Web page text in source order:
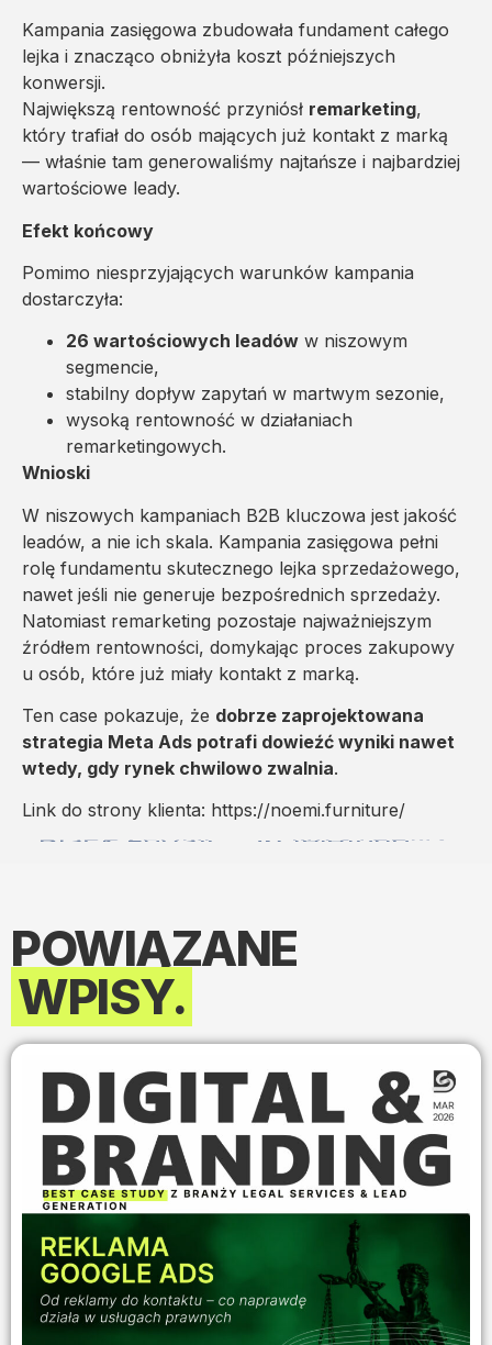
Kampania zasięgowa zbudowała fundament całego
lejka i znacząco obniżyła koszt późniejszych
konwersji.
Największą rentowność przyniósł remarketing,
który trafiał do osób mających już kontakt z marką
— właśnie tam generowaliśmy najtańsze i najbardziej
wartościowe leady.
Efekt końcowy
Pomimo niesprzyjających warunków kampania
dostarczyła:
26 wartościowych leadów w niszowym
segmencie,
stabilny dopływ zapytań w martwym sezonie,
wysoką rentowność w działaniach
remarketingowych.
Wnioski
W niszowych kampaniach B2B kluczowa jest jakość
leadów, a nie ich skala. Kampania zasięgowa pełni
rolę fundamentu skutecznego lejka sprzedażowego,
nawet jeśli nie generuje bezpośrednich sprzedaży.
Natomiast remarketing pozostaje najważniejszym
źródłem rentowności, domykając proces zakupowy
u osób, które już miały kontakt z marką.
Ten case pokazuje, że dobrze zaprojektowana
strategia Meta Ads potrafi dowieźć wyniki nawet
wtedy, gdy rynek chwilowo zwalnia.
Link do strony klienta: https://noemi.furniture/
POPRZEDNI NASTĘPNY
56 telefonów od klientów w 3 miesiące – leady sprzedażowe dla kancelarii prawnej
POWIĄZANE
WPISY.